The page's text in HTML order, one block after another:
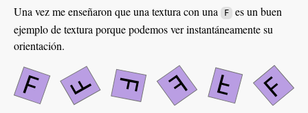
Una vez me enseñaron que una textura con una F es un buen
ejemplo de textura porque podemos ver instantáneamente su
orientación.